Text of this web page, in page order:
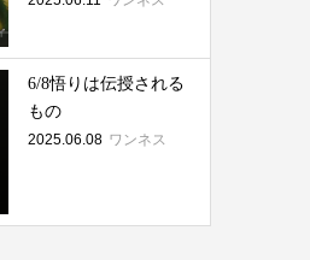
6/8悟りは伝授される
もの
2025.06.08 ワンネス